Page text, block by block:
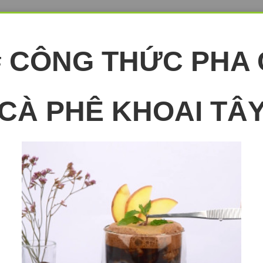
CÔNG THỨC PHA
PHÊ KHOAI